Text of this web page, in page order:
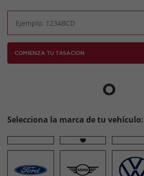
COMIENZA TU TASACIÓN
O
Selecciona la marca de tu vehículo: